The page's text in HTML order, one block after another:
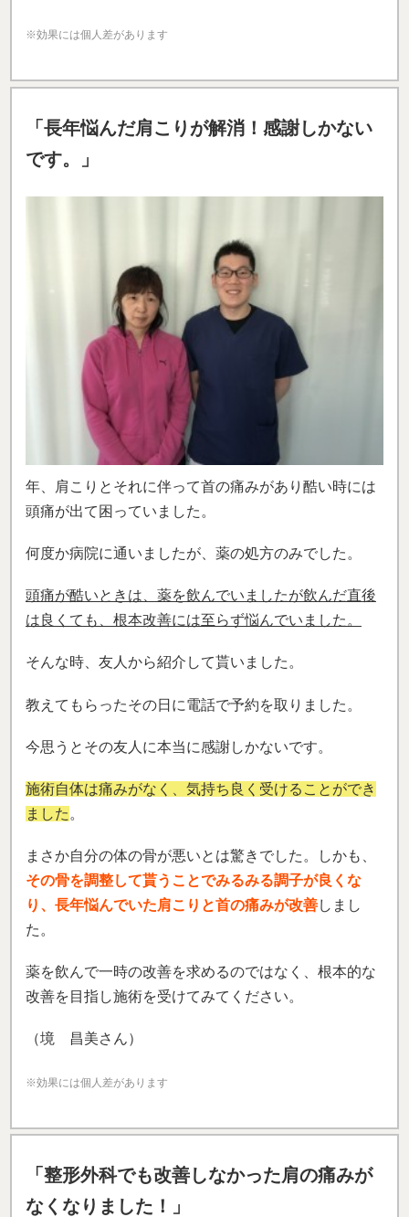
※効果には個人差があります
「長年悩んだ肩こりが解消！感謝しかない
です。」
年、肩こりとそれに伴って首の痛みがあり酷い時には
頭痛が出て困っていました。
何度か病院に通いましたが、薬の処方のみでした。
頭痛が酷いときは、薬を飲んでいましたが飲んだ直後
は良くても、根本改善には至らず悩んでいました。
そんな時、友人から紹介して貰いました。
教えてもらったその日に電話で予約を取りました。
今思うとその友人に本当に感謝しかないです。
施術自体は痛みがなく、気持ち良く受けることができ
ました 。
まさか自分の体の骨が悪いとは驚きでした。しかも、
その骨を調整して貰うことでみるみる調子が良くな
り、長年悩んでいた肩こりと首の痛みが改善しまし
た。
薬を飲んで一時の改善を求めるのではなく、根本的な
改善を目指し施術を受けてみてください。
（境 昌美さん）
※効果には個人差があります
「整形外科でも改善しなかった肩の痛みが
なくなりました！」